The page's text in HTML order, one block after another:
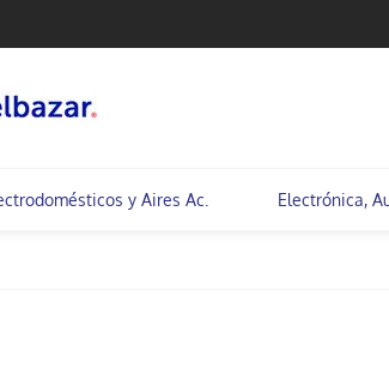
y Aires Ac. Electrónica,